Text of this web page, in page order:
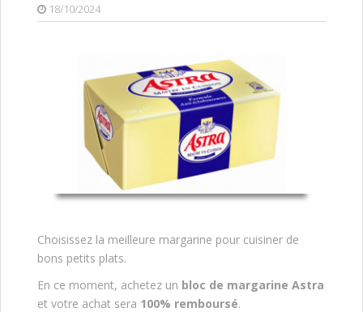
18/10/2024
Choisissez la meilleure margarine pour cuisiner de
bons petits plats.
En ce moment, achetez un bloc de margarine Astra
et votre achat sera 100% remboursé.